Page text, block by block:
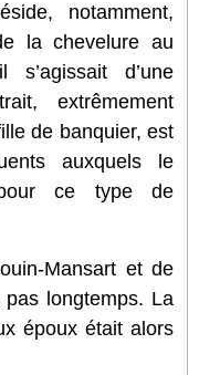
notamment,
la chevelure au
d’une
extrêmement
de banquier, est
auxquels le
ce type de
Mansart et de
longtemps. La
époux était alors